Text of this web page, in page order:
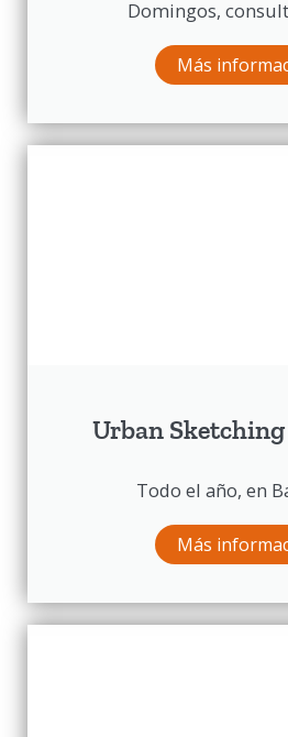
Domingos,
Más
Urban
Todo el año, en
Más